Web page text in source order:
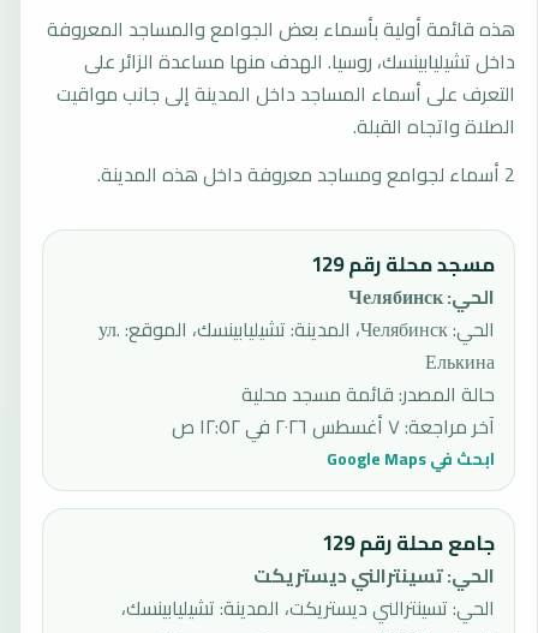
هذه قائمة أولية بأسماء بعض الجوامع والمساجد المعروفة
داخل تشيليابينسك، روسيا. الهدف منها مساعدة الزائر على
التعرف على أسماء المساجد داخل المدينة إلى جانب مواقيت
الصلاة واتجاه القبلة.
2 أسماء لجوامع ومساجد معروفة داخل هذه المدينة.
مسجد محلة رقم 129
الحي:
Челябинск
الحي: Челябинск، المدينة: تشيليابينسك، الموقع: ул.
Елькина
حالة المصدر:قائمة مسجد محلية
آخر مراجعة:٧ أغسطس ٢٠٢٦ في ١٢:٥٢ ص
ابحث في Google Maps
جامع محلة رقم 129
الحي:تسينترالني ديستريكت
الحي: تسينترالني ديستريكت، المدينة: تشيليابينسك،